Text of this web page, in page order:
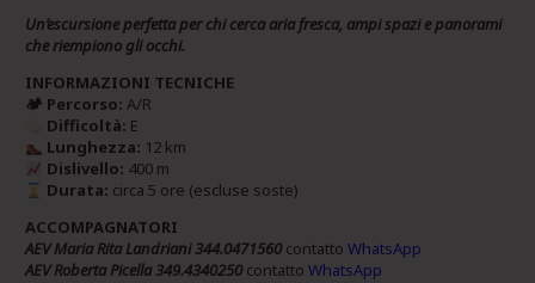
Un’escursione perfetta per chi cerca aria fresca, ampi spazi e panorami
che riempiono gli occhi.
INFORMAZIONI TECNICHE
🏕 Percorso: A/R
Difficoltà: E
Lunghezza: 12 km
Dislivello: 400 m
Durata: circa 5 ore (escluse soste)
ACCOMPAGNATORI
AEV Maria Rita Landriani 344.0471560 contatto WhatsApp
AEV Roberta Picella 349.4340250 contatto WhatsApp